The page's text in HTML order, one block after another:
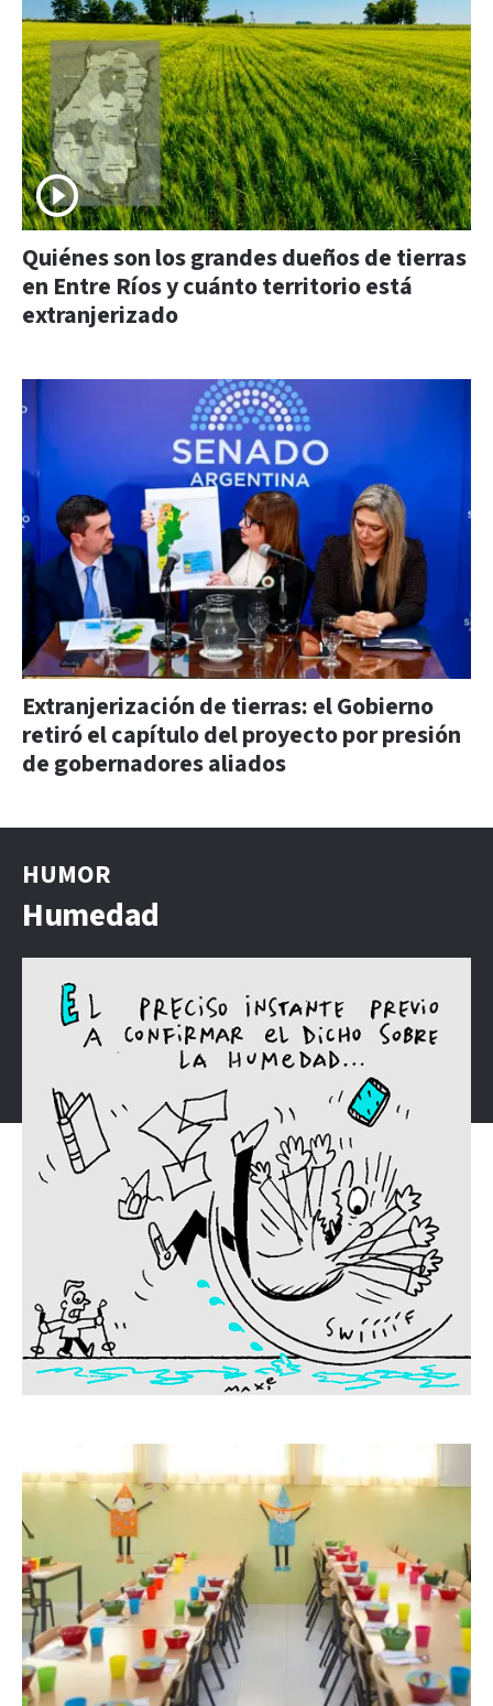
Quiénes son los grandes dueños de tierras
en Entre Ríos y cuánto territorio está
extranjerizado
Extranjerización de tierras: el Gobierno
retiró el capítulo del proyecto por presión
de gobernadores aliados
HUMOR
Humedad